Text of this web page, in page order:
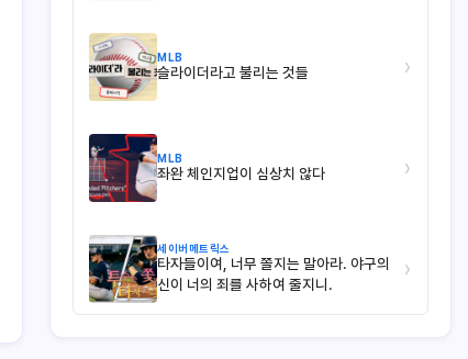
MLB
슬라이더라고 불리는 것들 ›
MLB
좌완 체인지업이 심상치 않다 ›
세이버메트릭스
타자들이여, 너무 쫄지는 말아라. 야구의
신이 너의 죄를 사하여 줄지니.
›